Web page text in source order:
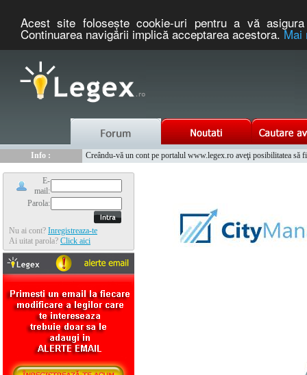
Acest site foloseşte cookie-uri pentru a vă
Continuarea navigării implică acceptarea acestora.Mai
Info :
Creându-vă un cont pe portalul www.legex.ro aveţi posibilitatea să
E-
mail:
Parola:
Nu ai cont? Inregistreaza-te
Ai uitat parola? Click aici